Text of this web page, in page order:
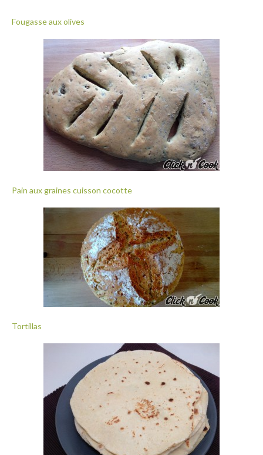
Fougasse aux olives
Pain aux graines cuisson cocotte
Tortillas